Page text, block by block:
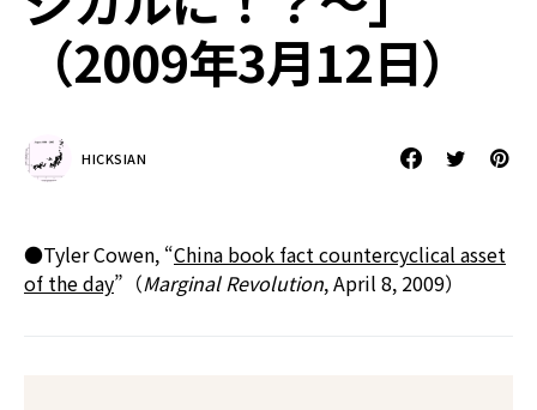
（2009年3月12日）
HICKSIAN
●Tyler Cowen, “China book fact countercyclical asset
of the day”（Marginal Revolution, April 8, 2009）